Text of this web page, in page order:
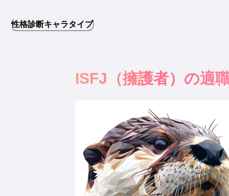
性格診断キャラタイプ
ISFJ （擁護者）の適